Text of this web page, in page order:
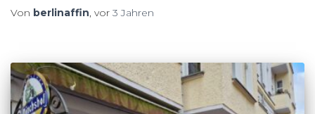
Von berlinaffin, vor 3 Jahren